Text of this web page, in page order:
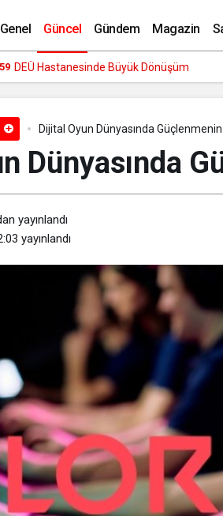
Genel Güncel Gündem Magazin
Fenomen İsimler ve Tivorlu İsmail Aynı
Dijital Oyun Dünyasında Güçlenmenin
Dünyasında
yayınlandı
yayınlandı
Stratejileri ve Etkileşim Artırma